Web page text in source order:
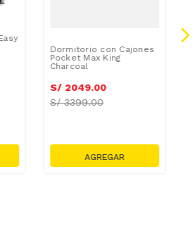
Dormitorio con Cajones
Pocket Max King
Charcoal
S/ 2049.00
S/3399.00